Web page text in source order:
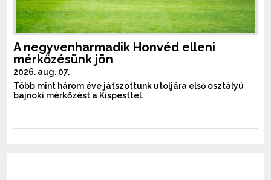
A negyvenharmadik Honvéd elleni
mérkőzésünk jön
2026. aug. 07.
Több mint három éve játszottunk utoljára első osztályú
bajnoki mérkőzést a Kispesttel.